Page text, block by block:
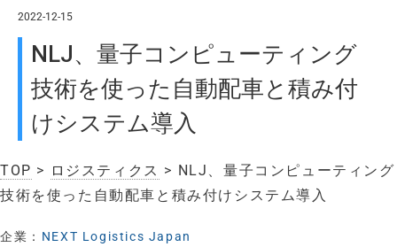
2022-12-15
NLJ、量子コンピューティング
技術を使った自動配車と積み付
けシステム導入
TOP > ロジスティクス > NLJ、量子コンピューティング
技術を使った自動配車と積み付けシステム導入
企業： NEXT Logistics Japan